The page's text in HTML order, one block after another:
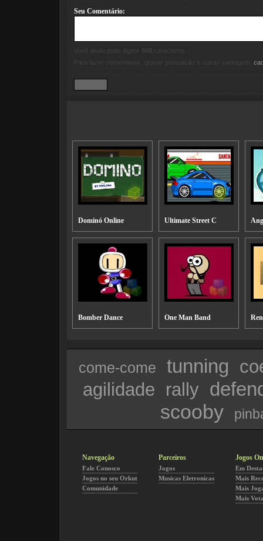
Seu Comentário:
500
Para fazer comentários, gravar pontuação e outras vantagem,
Dominó Online Ultimate Street C
Bomber Dance One Man Band
come-come tunning
agilidade rally
scooby
Navegação
Fale Conosco
Jogos no seu Orkut
Comunidade
Parceiros
Jogos
Musicas Eletronicas
Jogos
Em
Mais
Mais
Mais